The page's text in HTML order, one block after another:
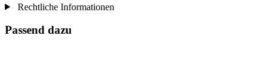
Rechtliche Informationen
Passend dazu